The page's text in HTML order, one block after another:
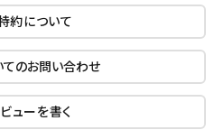
約について
てのお問い合わせ
ューを書く